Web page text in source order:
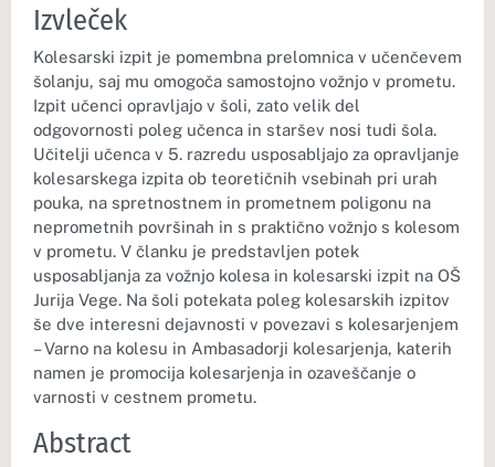
Izvleček
Kolesarski izpit je pomembna prelomnica v učenčevem
šolanju, saj mu omogoča samostojno vožnjo v prometu.
Izpit učenci opravljajo v šoli, zato velik del
odgovornosti poleg učenca in staršev nosi tudi šola.
Učitelji učenca v 5. razredu usposabljajo za opravljanje
kolesarskega izpita ob teoretičnih vsebinah pri urah
pouka, na spretnostnem in prometnem poligonu na
neprometnih površinah in s praktično vožnjo s kolesom
v prometu. V članku je predstavljen potek
usposabljanja za vožnjo kolesa in kolesarski izpit na OŠ
Jurija Vege. Na šoli potekata poleg kolesarskih izpitov
še dve interesni dejavnosti v povezavi s kolesarjenjem
– Varno na kolesu in Ambasadorji kolesarjenja, katerih
namen je promocija kolesarjenja in ozaveščanje o
varnosti v cestnem prometu.
Abstract